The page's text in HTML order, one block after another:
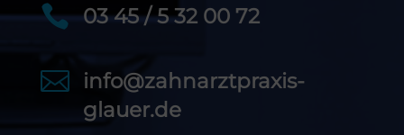
 03 45 / 5 32 00 72

info@zahnarztpraxis-
glauer.de